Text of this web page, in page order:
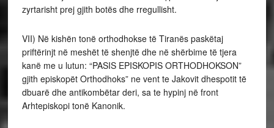
zyrtarisht prej gjith botës dhe rregullisht.
VII) Në kishën tonë orthodhokse të Tiranës paskëtaj
priftërinjt në meshët të shenjtë dhe në shërbime të tjera
kanë me u lutun: “PASIS EPISKOPIS ORTHODHOKSON”
gjith episkopët Orthodhoks” ne vent te Jakovit dhespotit të
dbuarë dhe antikombëtar deri, sa te hypinj në front
Arhtepiskopi tonë Kanonik.